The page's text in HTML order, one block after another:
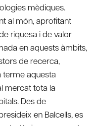
mèdiques.
al món, aprofitant
riquesa i de valor
en aquests àmbits,
de recerca,
terme aquesta
mercat tota la
Des de
en Balcells, es